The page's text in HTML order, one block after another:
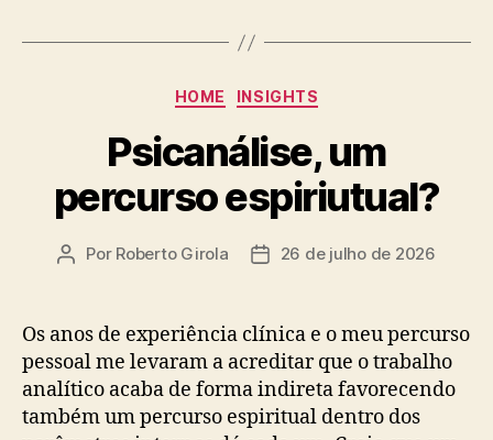
Categorias
HOME INSIGHTS
Psicanálise, um
percurso espiriutual?
Autor
Por Roberto Girola
Data26 de julho de 2026
Os anos de experiência clínica e o meu percurso
pessoal me levaram a acreditar que o trabalho
analítico acaba de forma indireta favorecendo
também um percurso espiritual dentro dos